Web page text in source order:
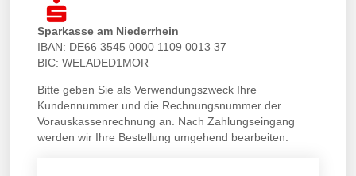
Sparkasse am Niederrhein
IBAN: DE66 3545 0000 1109 0013 37
BIC: WELADED1MOR
Bitte geben Sie als Verwendungszweck Ihre
Kundennummer und die Rechnungsnummer der
Vorauskassenrechnung an. Nach Zahlungseingang
werden wir Ihre Bestellung umgehend bearbeiten.